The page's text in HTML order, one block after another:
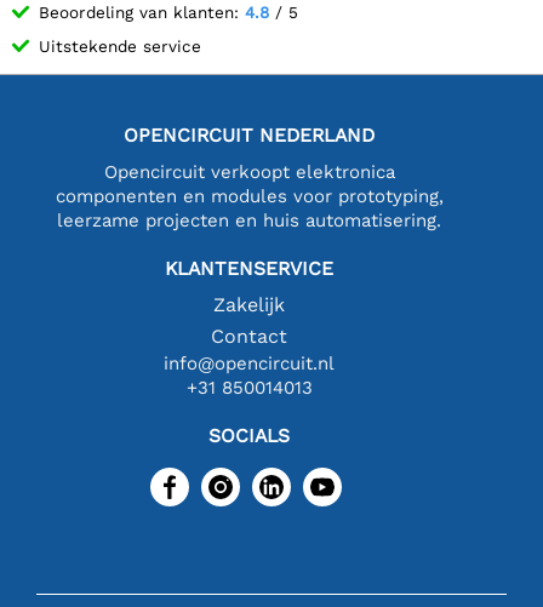
Beoordeling van klanten: 4.8 / 5
Uitstekende service
OPENCIRCUIT NEDERLAND
Opencircuit verkoopt elektronica
componenten en modules voor prototyping,
leerzame projecten en huis automatisering.
KLANTENSERVICE
Zakelijk
Contact
info@opencircuit.nl
+31 850014013
SOCIALS